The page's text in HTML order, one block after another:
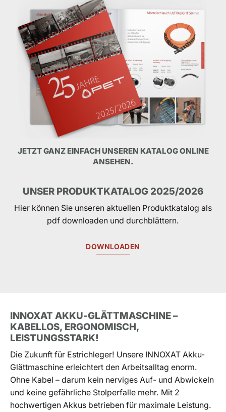
JETZT GANZ EINFACH UNSEREN KATALOG ONLINE
ANSEHEN.
UNSER PRODUKTKATALOG 2025/2026
Hier können Sie unseren aktuellen Produktkatalog als
pdf downloaden und durchblättern.
DOWNLOADEN
INNOXAT AKKU-GLÄTTMASCHINE –
KABELLOS, ERGONOMISCH,
LEISTUNGSSTARK!
Die Zukunft für Estrichleger! Unsere INNOXAT Akku-
Glättmaschine erleichtert den Arbeitsalltag enorm.
Ohne Kabel – darum kein nerviges Auf- und Abwickeln
und keine gefährliche Stolperfalle mehr. Mit 2
hochwertigen Akkus betrieben für maximale Leistung.